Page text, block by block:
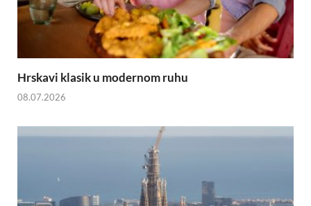
Hrskavi klasik u modernom ruhu
08.07.2026